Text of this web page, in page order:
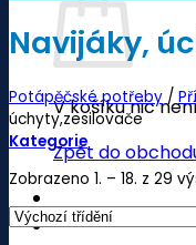
V košíku nic
Zpět do
Navijáky,
Potápěčské potřeby /
úchyty,zesilovače
Kategorie
Zobrazeno 1. – 18. z 29